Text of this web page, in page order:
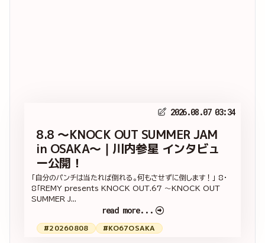
2026.08.07 03:34
8.8 ～KNOCK OUT SUMMER JAM
in OSAKA～｜川内参星 インタビュ
ー公開！
「自分のパンチは当たれば倒れる。何もさせずに倒します！」 8・
8「REMY presents KNOCK OUT.67 ～KNOCK OUT
SUMMER J...
read more...
#20260808 #KO67OSAKA